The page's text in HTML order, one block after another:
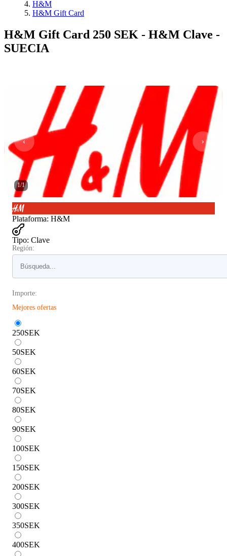
H&M
H&M Gift Card
H&M Gift Card 250 SEK - H&M Clave -
SUECIA
1/1
Plataforma: H&M
Tipo: Clave
Región:
Importe:
Mejores ofertas
250SEK
50SEK
60SEK
70SEK
80SEK
90SEK
100SEK
150SEK
200SEK
300SEK
350SEK
400SEK